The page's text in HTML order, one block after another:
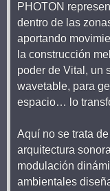
PHOTON
dentro de las
aportando
la construcción
poder de Vital, un
wavetable, para
espacio… lo
Aquí no se trata
arquitectura
modulación
ambientales